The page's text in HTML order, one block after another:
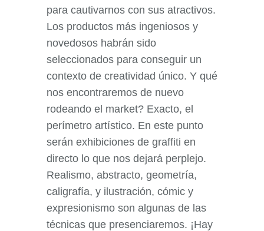
para cautivarnos con sus atractivos.
Los productos más ingeniosos y
novedosos habrán sido
seleccionados para conseguir un
contexto de creatividad único. Y qué
nos encontraremos de nuevo
rodeando el market? Exacto, el
perímetro artístico. En este punto
serán exhibiciones de graffiti en
directo lo que nos dejará perplejo.
Realismo, abstracto, geometría,
caligrafía, y ilustración, cómic y
expresionismo son algunas de las
técnicas que presenciaremos. ¡Hay